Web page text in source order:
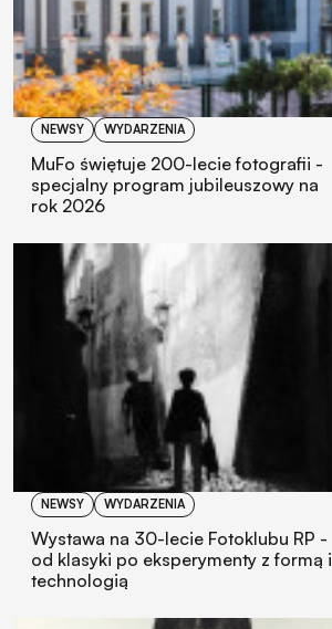
NEWSY WYDARZENIA
MuFo świętuje 200-lecie fotografii -
specjalny program jubileuszowy na
rok 2026
NEWSY WYDARZENIA
Wystawa na 30-lecie Fotoklubu RP -
od klasyki po eksperymenty z formą i
technologią